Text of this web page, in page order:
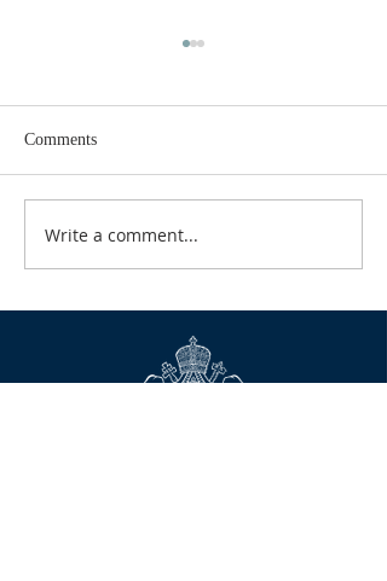
БЛАГЕ ВЕСТИ
Comments
Write a comment...